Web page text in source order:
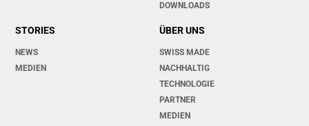
DOWNLOADS
STORIES
NEWS
MEDIEN
ÜBER UNS
SWISS MADE
NACHHALTIG
TECHNOLOGIE
PARTNER
MEDIEN